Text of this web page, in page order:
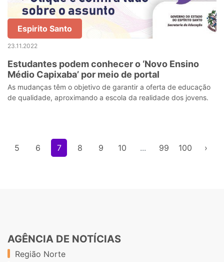
Espirito Santo
23.11.2022
Estudantes podem conhecer o ‘Novo Ensino
Médio Capixaba’ por meio de portal
As mudanças têm o objetivo de garantir a oferta de educação
de qualidade, aproximando a escola da realidade dos jovens.
5 6 7 8 9 10 ... 99 100 ›
AGÊNCIA DE NOTÍCIAS
Região Norte